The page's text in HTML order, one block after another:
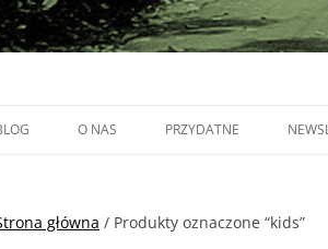
O NAS
PARTNERZY
PRZYDATNE
główna / Produkty oznaczone “kids”